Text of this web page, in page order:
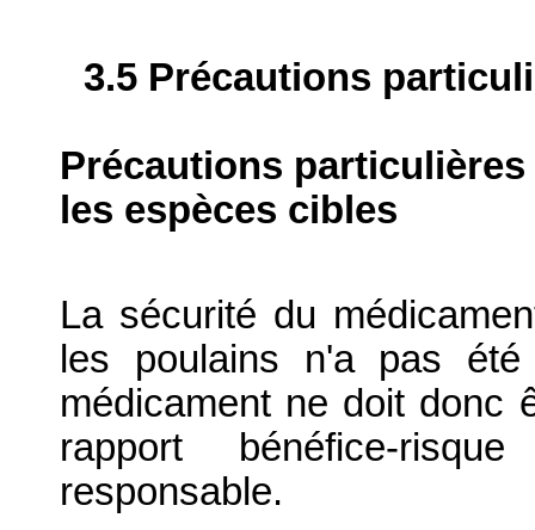
3.5 Précautions
Précautions
les espèces cibles
La sécurité du
les poulains n'a pas
médicament ne doit donc
rapport bénéfice-
responsable.